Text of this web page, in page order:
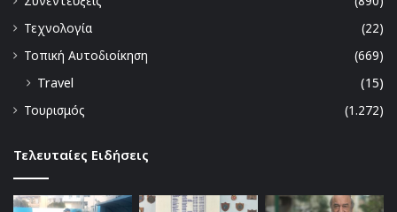
Τεχνολογία
(22)
Τοπική Αυτοδιοίκηση
(669)
Travel
(15)
Τουρισμός
(1.272)
Τελευταίες Ειδήσεις